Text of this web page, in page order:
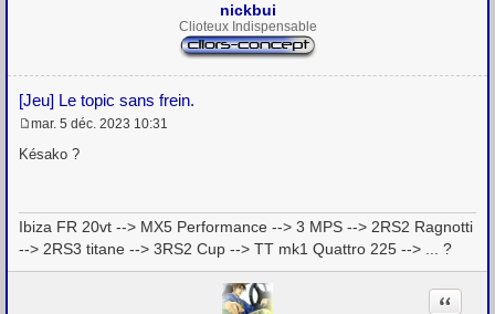
nickbui
Clioteux Indispensable
[Jeu] Le topic sans frein.
e
g
e
mar. 5 déc. 2023 10:31
Késako ?
Ibiza FR 20vt --> MX5 Performance --> 3 MPS --> 2RS2 Ragnotti
--> 2RS3 titane --> 3RS2 Cup --> TT mk1 Quattro 225 --> ... ?
Citation